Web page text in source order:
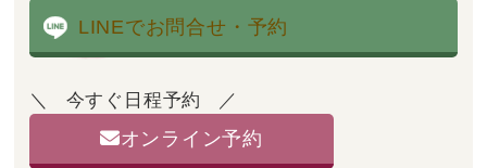
LINEでお問合せ・予約
今すぐ日程予約
オンライン予約